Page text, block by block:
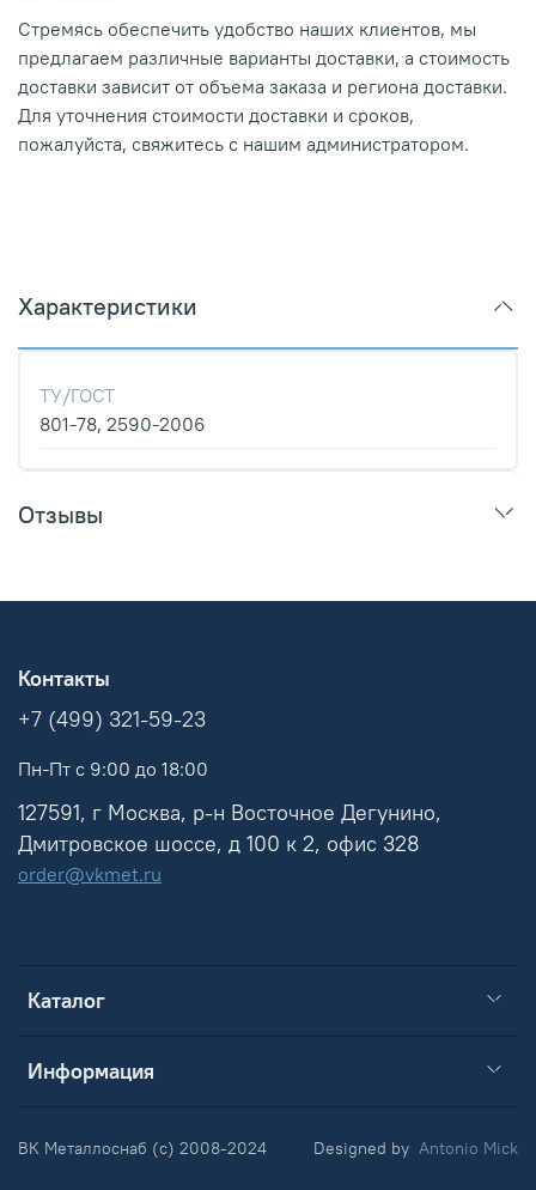
Стремясь обеспечить удобство наших клиентов, мы
предлагаем различные варианты доставки, а стоимость
доставки зависит от объема заказа и региона доставки.
Для уточнения стоимости доставки и сроков,
пожалуйста, свяжитесь с нашим администратором.
Характеристики
ТУ/ГОСТ
801-78, 2590-2006
Отзывы
Каталог
Информация
Контакты
+7 (499) 321-59-23
Пн-Пт с 9:00 до 18:00
127591, г Москва, р-н Восточное Дегунино,
Дмитровское шоссе, д 100 к 2, офис 328
order@vkmet.ru
ВК Металлоснаб (c) 2008-2024 Designed by Antonio Mick